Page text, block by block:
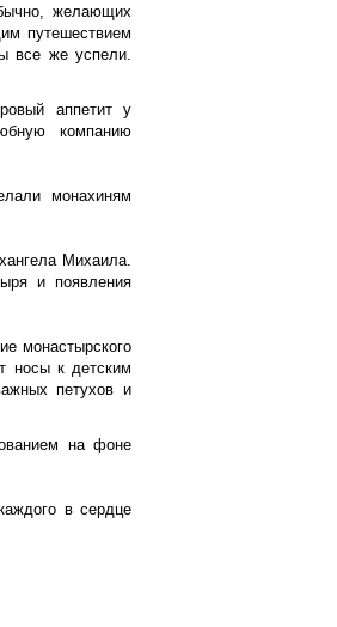
желающих
путешествием
все же успели.
аппетит у
компанию
монахиням
Михаила.
и появления
монастырского
носы к детским
петухов и
на фоне
в сердце